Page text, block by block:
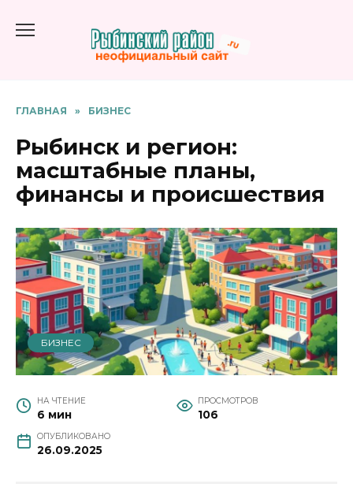
содержанию
ГЛАВНАЯ » БИЗНЕС
Рыбинск и регион:
масштабные планы,
финансы и происшествия
БИЗНЕС
НА ЧТЕНИЕ
6 мин
ПРОСМОТРОВ
106
ОПУБЛИКОВАНО
26.09.2025